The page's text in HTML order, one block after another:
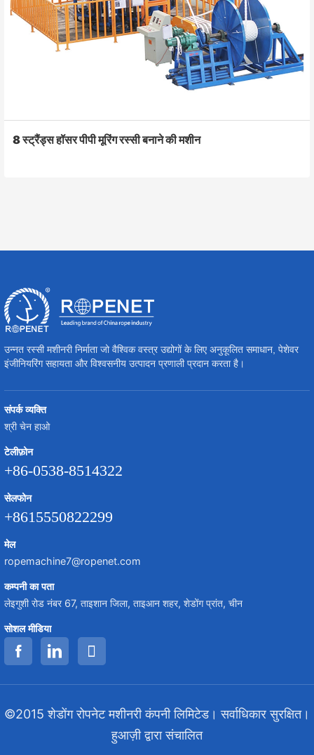
8 स्ट्रैंड्स हॉसर पीपी मूरिंग रस्सी बनाने की मशीन
उन्नत रस्सी मशीनरी निर्माता जो वैश्विक वस्त्र उद्योगों के लिए अनुकूलित समाधान, पेशेवर
इंजीनियरिंग सहायता और विश्वसनीय उत्पादन प्रणाली प्रदान करता है।
संपर्क व्यक्ति
श्री चेन हाओ
टेलीफ़ोन
+86-0538-8514322
सेलफोन
+8615550822299
मेल
ropemachine7@ropenet.com
कम्पनी का पता
लेइगुशी रोड नंबर 67, ताइशान जिला, ताइआन शहर, शेडोंग प्रांत, चीन
सोशल मीडिया
©2015 शेडोंग रोपनेट मशीनरी कंपनी लिमिटेड। सर्वाधिकार सुरक्षित।
हुआज़ी द्वारा संचालित